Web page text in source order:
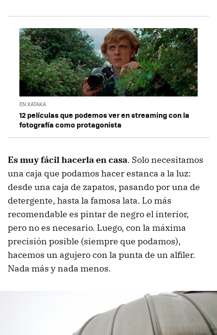
EN XATAKA
12 películas que podemos ver en streaming con la
fotografía como protagonista
Es muy fácil hacerla en casa. Solo necesitamos
una caja que podamos hacer estanca a la luz:
desde una caja de zapatos, pasando por una de
detergente, hasta la famosa lata. Lo más
recomendable es pintar de negro el interior,
pero no es necesario. Luego, con la máxima
precisión posible (siempre que podamos),
hacemos un agujero con la punta de un alfiler.
Nada más y nada menos.